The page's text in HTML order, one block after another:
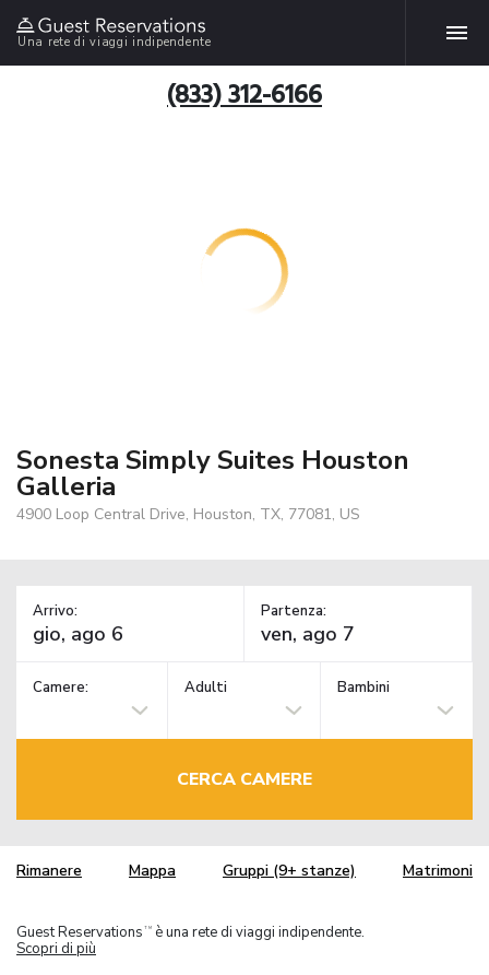
Una rete di viaggi indipendente
(833) 312-6166
Sonesta Simply Suites Houston
Galleria
4900 Loop Central Drive, Houston, TX, 77081, US
Arrivo: Partenza:
Camere: Adulti Bambini
CERCA CAMERE
Rimanere Mappa Gruppi (9+ stanze) Matrimoni
Guest Reservations TM
è una rete di viaggi indipendente.
Scopri di più